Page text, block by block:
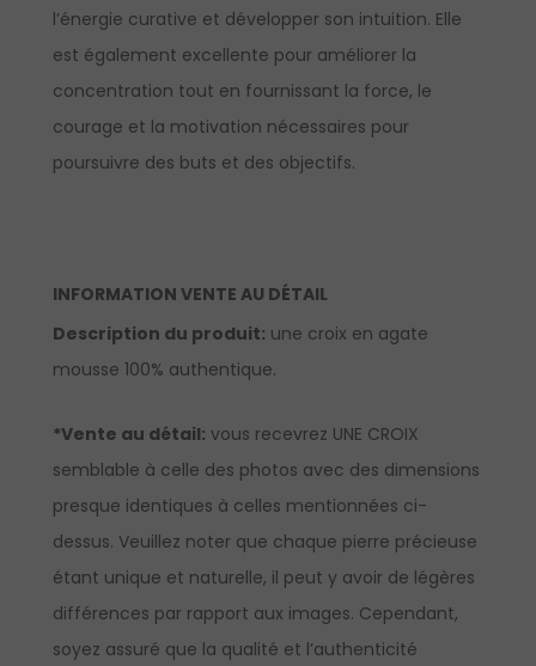
l’énergie curative et développer son intuition. Elle
est également excellente pour améliorer la
concentration tout en fournissant la force, le
courage et la motivation nécessaires pour
poursuivre des buts et des objectifs.
INFORMATION VENTE AU DÉTAIL
Description du produit: une croix en agate
mousse 100% authentique.
*Vente au détail: vous recevrez UNE CROIX
semblable à celle des photos avec des dimensions
presque identiques à celles mentionnées ci-
dessus. Veuillez noter que chaque pierre précieuse
étant unique et naturelle, il peut y avoir de légères
différences par rapport aux images. Cependant,
soyez assuré que la qualité et l’authenticité